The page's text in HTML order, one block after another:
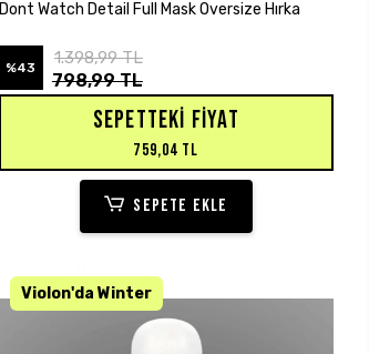
Dont Watch Detail Full Mask Oversize Hırka
%43
1.398,99 TL
798,99 TL
SEPETTEKI FIYAT
759,04 TL
SEPETE EKLE
KARGO BEDAVA